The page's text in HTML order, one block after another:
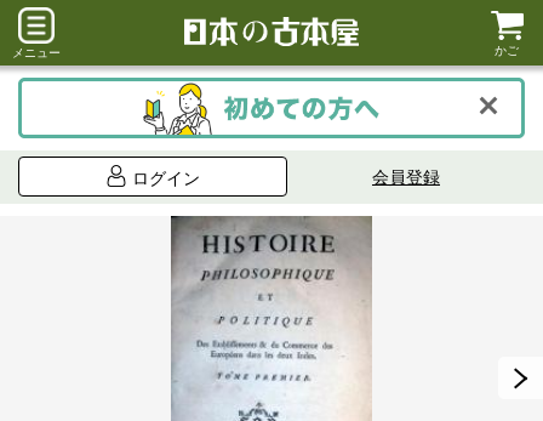
メニュー かご
ログイン 会員登録